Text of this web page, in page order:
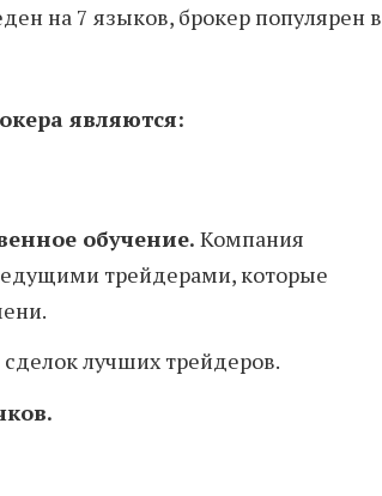
на 7 языков, брокер популярен в
являются:
обучение. Компания
трейдерами, которые
лучших трейдеров.